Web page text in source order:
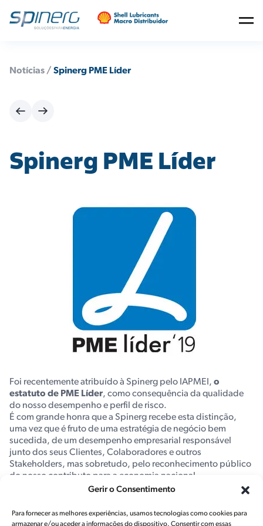
Gerir o Consentimento
Para fornecer as melhores experiências, usamos tecnologias como cookies para
armazenar e/ou aceder a informações do dispositivo. Consentir com essas
Notícias / Spinerg PME Líder
Spinerg PME Líder
Foi recentemente atribuído à Spinerg pelo IAPMEI, o
estatuto de PME Líder, como consequência da qualidade
do nosso desempenho e perfil de risco.
É com grande honra que a Spinerg recebe esta distinção,
uma vez que é fruto de uma estratégia de negócio bem
sucedida, de um desempenho empresarial responsável
junto dos seus Clientes, Colaboradores e outros
Stakeholders, mas sobretudo, pelo reconhecimento público
do nosso contributo para a economia nacional.
Muito obrigado a todos os que contribuíram para mais este
factor distintivo da Spinerg.